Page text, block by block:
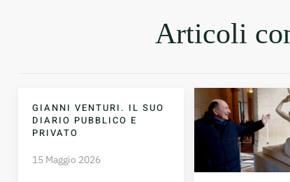
Articoli
GIANNI VENTURI. IL SUO
DIARIO PUBBLICO E
PRIVATO
15 Maggio 2026